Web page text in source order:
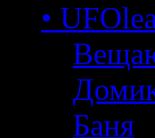
•
Баня